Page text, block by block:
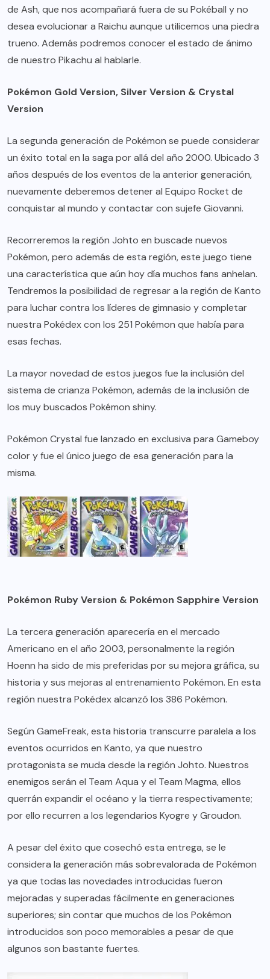
de Ash, que nos acompañará fuera de su Pokéball y no
desea evolucionar a Raichu aunque utilicemos una piedra
trueno. Además podremos conocer el estado de ánimo
de nuestro Pikachu al hablarle.
Pokémon Gold Version, Silver Version & Crystal
Version
La segunda generación de Pokémon se puede considerar
un éxito total en la saga por allá del año 2000. Ubicado 3
años después de los eventos de la anterior generación,
nuevamente deberemos detener al Equipo Rocket de
conquistar al mundo y contactar con sujefe Giovanni.
Recorreremos la región Johto en buscade nuevos
Pokémon, pero además de esta región, este juego tiene
una característica que aún hoy día muchos fans anhelan.
Tendremos la posibilidad de regresar a la región de Kanto
para luchar contra los líderes de gimnasio y completar
nuestra Pokédex con los 251 Pokémon que había para
esas fechas.
La mayor novedad de estos juegos fue la inclusión del
sistema de crianza Pokémon, además de la inclusión de
los muy buscados Pokémon shiny.
Pokémon Crystal fue lanzado en exclusiva para Gameboy
color y fue el único juego de esa generación para la
misma.
Pokémon Ruby Version & Pokémon Sapphire Version
La tercera generación aparecería en el mercado
Americano en el año 2003, personalmente la región
Hoenn ha sido de mis preferidas por su mejora gráfica, su
historia y sus mejoras al entrenamiento Pokémon. En esta
región nuestra Pokédex alcanzó los 386 Pokémon.
Según GameFreak, esta historia transcurre paralela a los
eventos ocurridos en Kanto, ya que nuestro
protagonista se muda desde la región Johto. Nuestros
enemigos serán el Team Aqua y el Team Magma, ellos
querrán expandir el océano y la tierra respectivamente;
por ello recurren a los legendarios Kyogre y Groudon.
A pesar del éxito que cosechó esta entrega, se le
considera la generación más sobrevalorada de Pokémon
ya que todas las novedades introducidas fueron
mejoradas y superadas fácilmente en generaciones
superiores; sin contar que muchos de los Pokémon
introducidos son poco memorables a pesar de que
algunos son bastante fuertes.